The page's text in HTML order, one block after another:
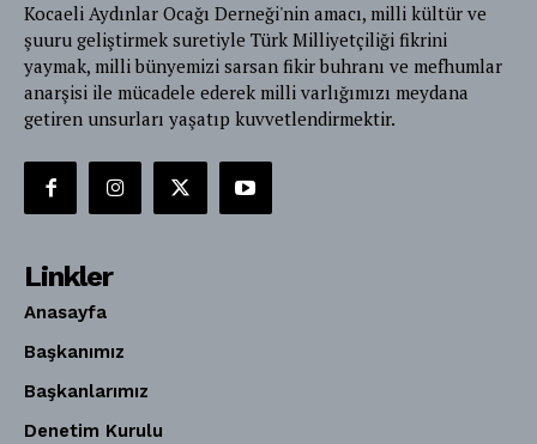
Kocaeli Aydınlar Ocağı Derneği'nin amacı, milli kültür ve
şuuru geliştirmek suretiyle Türk Milliyetçiliği fikrini
yaymak, milli bünyemizi sarsan fikir buhranı ve mefhumlar
anarşisi ile mücadele ederek milli varlığımızı meydana
getiren unsurları yaşatıp kuvvetlendirmektir.
Linkler
Anasayfa
Başkanımız
Başkanlarımız
Denetim Kurulu